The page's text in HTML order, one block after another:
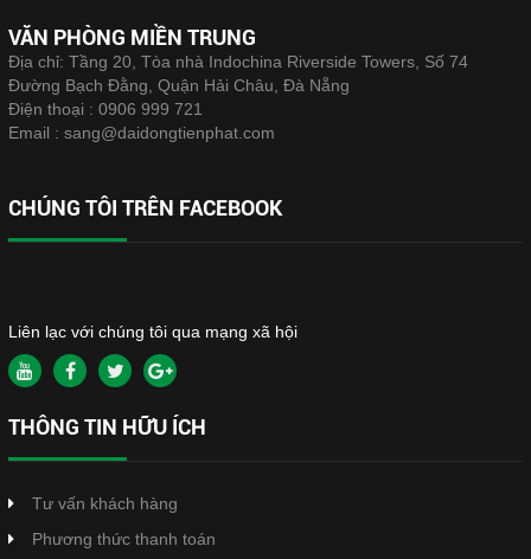
VĂN PHÒNG MIỀN TRUNG
Địa chỉ: Tầng 20, Tòa nhà Indochina Riverside Towers, Số 74
Đường Bạch Đằng, Quận Hải Châu, Đà Nẵng
Điện thoại : 0906 999 721
Email : sang@daidongtienphat.com
CHÚNG TÔI TRÊN FACEBOOK
Liên lạc với chúng tôi qua mạng xã hội
THÔNG TIN HỮU ÍCH
Tư vấn khách hàng
Phương thức thanh toán